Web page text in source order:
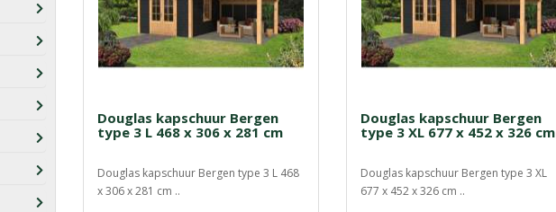
Douglas kapschuur Bergen
type 3 L 468 x 306 x 281 cm
Douglas kapschuur Bergen type 3 L 468
x 306 x 281 cm ..
Douglas kapschuur Bergen
type 3 XL 677 x 452 x 326 cm
Douglas kapschuur Bergen type 3 XL
677 x 452 x 326 cm ..